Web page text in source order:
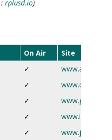
:rplusd.io)
On Air
Site
✓
✓
✓
✓
www.ici.fr
✓